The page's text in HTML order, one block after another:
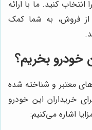
کنید. ما با ارائه
فروش، به شما کمک
خودرو بخریم؟
معتبر و شناخته شده
خریداران این خودرو
اشاره می‌کنیم: